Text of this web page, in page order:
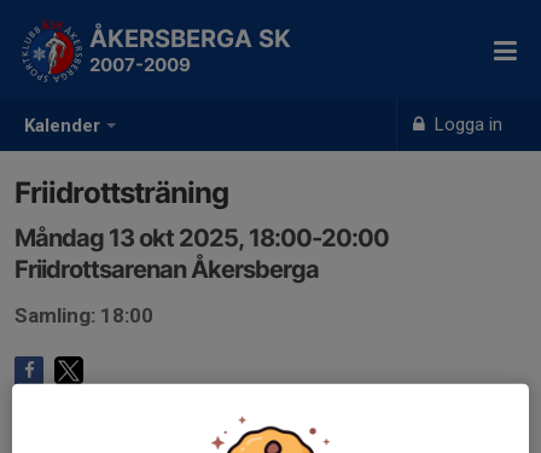
Kalender Logga in
ÅKERSBERGA SK
2007-2009
Friidrottsträning
Måndag 13 okt 2025, 18:00-20:00
Friidrottsarenan Åkersberga
Samling: 18:00